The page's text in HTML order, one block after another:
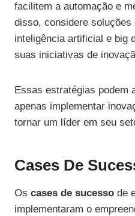
facilitem a automação e
disso, considere soluções
inteligência artificial e big
suas iniciativas de
Essas estratégias podem
apenas implementar
tornar um líder em seu
Cases De
Os cases de sucesso de
implementaram o